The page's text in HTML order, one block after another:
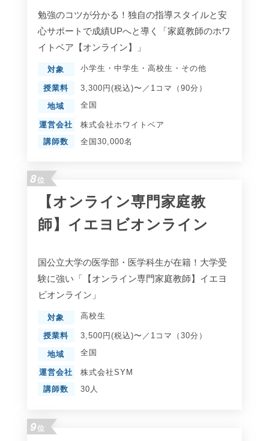
勉強のコツが分かる！独自の指導スタイルと安
心サポートで成績UPへと導く「家庭教師のホワ
イトベア【オンライン】」
対象 小学生 ・ 中学生 ・ 高校生 ・ その他
授業料 3,300円(税込)〜／1コマ（90分）
地域 全国
運営会社
株式会社ホワイトベア
講師数
全国30,000名
8位
【オンライン専門家庭教
師】イエヨビオンライン
国公立大学の医学部・医学科生が在籍！大学受
験に強い「【オンライン専門家庭教師】イエヨ
ビオンライン」
対象 高校生
授業料 3,500円(税込)〜／1コマ（30分）
地域 全国
運営会社
株式会社SYM
講師数
30人
9位